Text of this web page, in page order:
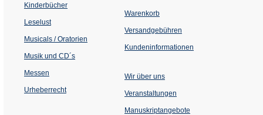
Kinderbücher
Leselust
Musicals / Oratorien
Musik und CD´s
Messen
Urheberrecht
Warenkorb
Versandgebühren
Kundeninformationen
Wir über uns
Veranstaltungen
einem
Manuskriptangebote